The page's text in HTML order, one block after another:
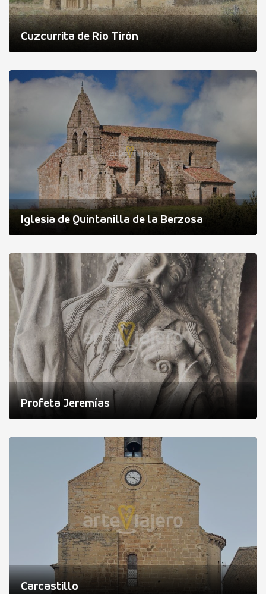
Cuzcurrita de Río Tirón
Iglesia de Quintanilla de la Berzosa
Profeta Jeremías
Carcastillo